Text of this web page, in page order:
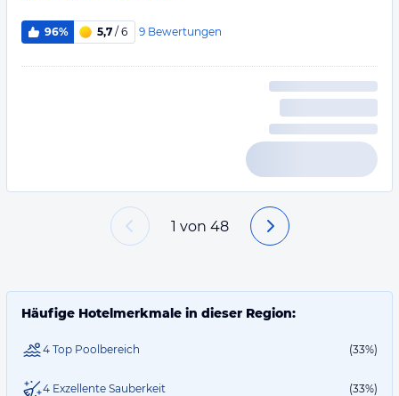
96% 5,7 / 6 9 Bewertungen
1 von 48
Häufige Hotelmerkmale in dieser Region:
4 Top Poolbereich (33%)
4 Exzellente Sauberkeit (33%)